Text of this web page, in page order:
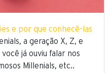
e por que conhecê-las
a geração X, Z, e
já ouviu falar nos
Millenials, etc..